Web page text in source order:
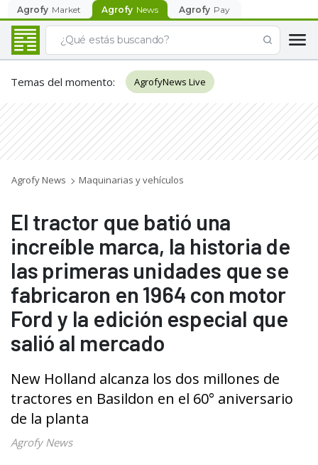
Agrofy Market Agrofy News Agrofy Pay
Temas del momento: AgrofyNews Live
Agrofy News Maquinarias y vehículos
El tractor que batió una
increíble marca, la historia de
las primeras unidades que se
fabricaron en 1964 con motor
Ford y la edición especial que
salió al mercado
New Holland alcanza los dos millones de
tractores en Basildon en el 60° aniversario
de la planta
Agrofy News